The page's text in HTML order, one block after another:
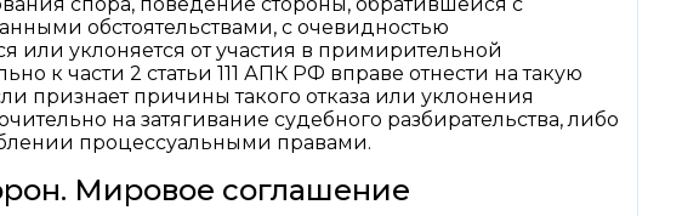
обстоятельствами, с очевидностью
или уклоняется от участия в примирительной
к части 2 статьи 111 АПК РФ вправе отнести на такую
признает причины такого отказа или уклонения
на затягивание судебного разбирательства, либо
процессуальными правами.
Мировое соглашение